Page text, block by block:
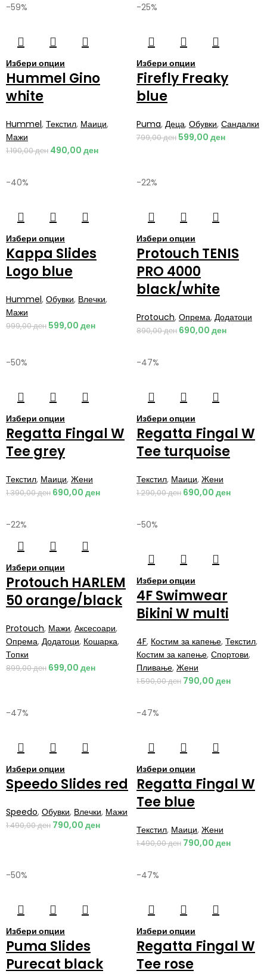
-59%
Избери опции
Hummel Gino
white
Hummel, Текстил, Маици,
Мажи
1.190,00ден 490,00 ден
-25%
Избери опции
Firefly Freaky
blue
Puma, Деца, Обувки, Сандалки
799,00ден 599,00 ден
-40%
Избери опции
Kappa Slides
Logo blue
Hummel, Обувки, Влечки,
Мажи
999,00ден 599,00 ден
-22%
Избери опции
Protouch TENIS
PRO 4000
black/white
Protouch, Опрема, Додатоци
890,00ден 690,00 ден
-50%
Избери опции
Regatta Fingal W
Tee grey
Текстил, Маици, Жени
1.390,00ден 690,00 ден
-47%
Избери опции
Regatta Fingal W
Tee turquoise
Текстил, Маици, Жени
1.290,00ден 690,00 ден
-22%
Избери опции
Protouch HARLEM
50 orange/black
Protouch, Мажи, Аксесоари,
Опрема, Додатоци, Кошарка,
Топки
899,00ден 699,00 ден
-50%
Избери опции
4F Swimwear
Bikini W multi
4F, Костим за капење, Текстил,
Костим за капење, Спортови,
Пливање, Жени
1.590,00ден 790,00 ден
-47%
Избери опции
Speedo Slides red
Speedo, Обувки, Влечки, Мажи
1.490,00ден 790,00 ден
-47%
Избери опции
Regatta Fingal W
Tee blue
Текстил, Маици, Жени
1.490,00ден 790,00 ден
-50%
Избери опции
Puma Slides
Purecat black
-47%
Избери опции
Regatta Fingal W
Tee rose